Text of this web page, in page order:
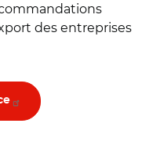
des entreprises